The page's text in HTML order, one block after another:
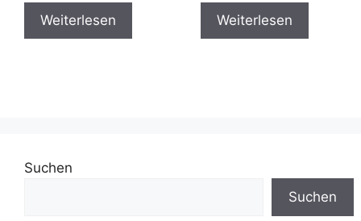
Weiterlesen Weiterlesen
Suchen
Suchen